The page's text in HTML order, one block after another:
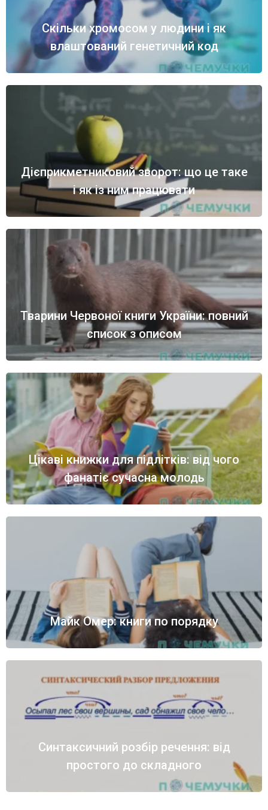
Скільки хромосом у людини і як
влаштований генетичний код
Дієприкметниковий зворот: що це таке
і як із ним працювати
Тварини Червоної книги України: повний
список з описом
Цікаві книжки для підлітків: від чого
фанатіє сучасна молодь
Майк Омер: книги по порядку
Синтаксичний розбір речення: від
простого до складного